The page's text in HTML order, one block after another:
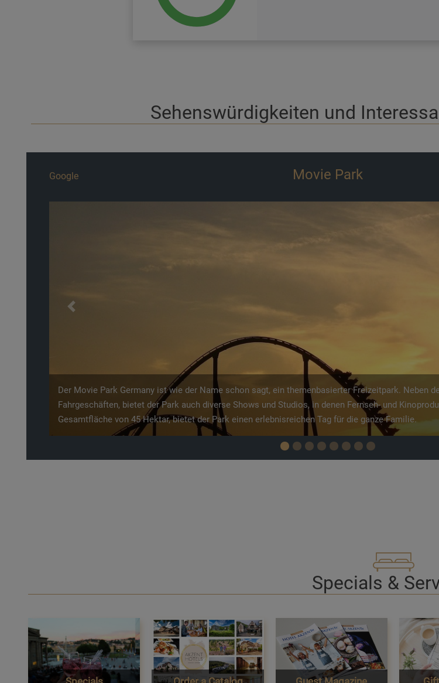
Sehenswürdigkeiten und
Google Wildpark Frankenhof
Auf 35.000 m² finden Sie im Wildpark Frankenhof nicht nur die unterschiedlichsten Tiere,
Familie. Neben einem Erlebnisspielplatz, einem Märchenwald und einem Streichelzoo, punktet
Programmhighlights. Bei der Greifvogelflugschau können Sie diverse Raubvögel in Aktion erleben
täglich um 11 Uhr ansehen.
Previous
Specials &